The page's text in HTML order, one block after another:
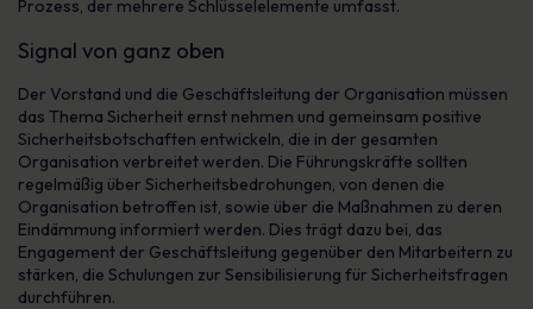
Prozess, der mehrere Schlüsselelemente umfasst.
Signal von ganz oben
Der Vorstand und die Geschäftsleitung der Organisation müssen
das Thema Sicherheit ernst nehmen und gemeinsam positive
Sicherheitsbotschaften entwickeln, die in der gesamten
Organisation verbreitet werden. Die Führungskräfte sollten
regelmäßig über Sicherheitsbedrohungen, von denen die
Organisation betroffen ist, sowie über die Maßnahmen zu deren
Eindämmung informiert werden. Dies trägt dazu bei, das
Engagement der Geschäftsleitung gegenüber den Mitarbeitern zu
stärken, die Schulungen zur Sensibilisierung für Sicherheitsfragen
durchführen.